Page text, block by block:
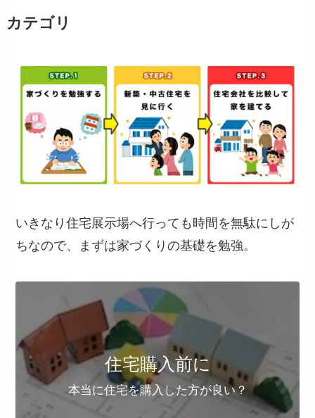
カテゴリ
いきなり住宅展示場へ行っても時間を無駄にしが
ちなので、まずは家づくりの基礎を勉強。
住宅購入前に
本当に住宅を購入した方が良い？